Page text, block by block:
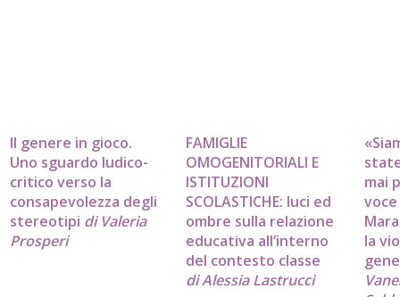
Il genere in gioco.
Uno sguardo ludico-
critico verso la
consapevolezza degli
stereotipi di Valeria
Prosperi
FAMIGLIE
OMOGENITORIALI E
ISTITUZIONI
SCOLASTICHE: luci ed
ombre sulla relazione
educativa all’interno
del contesto classe
di Alessia Lastrucci
mai
voce
la